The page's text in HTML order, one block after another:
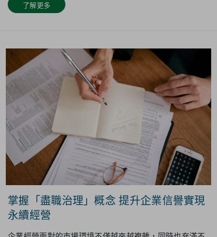
了解更多
掌握「盡職治理」概念 提升企業信譽實現
永續經營